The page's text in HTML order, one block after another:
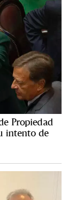
Propiedad
intento de